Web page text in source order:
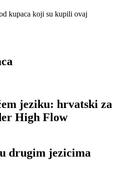
kupaca koji su kupili ovaj
jeziku: hrvatski za
High Flow
drugim jezicima